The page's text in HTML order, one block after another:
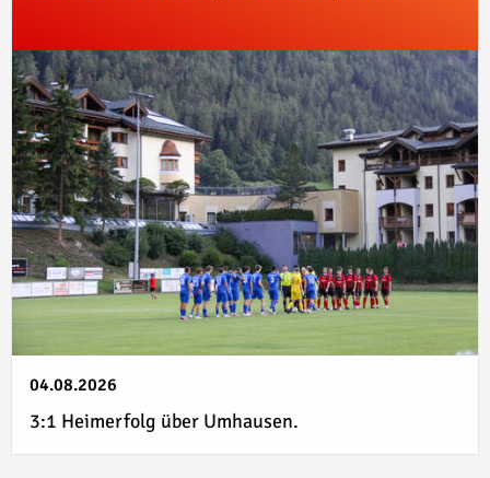
04.08.2026
3:1 Heimerfolg über Umhausen.